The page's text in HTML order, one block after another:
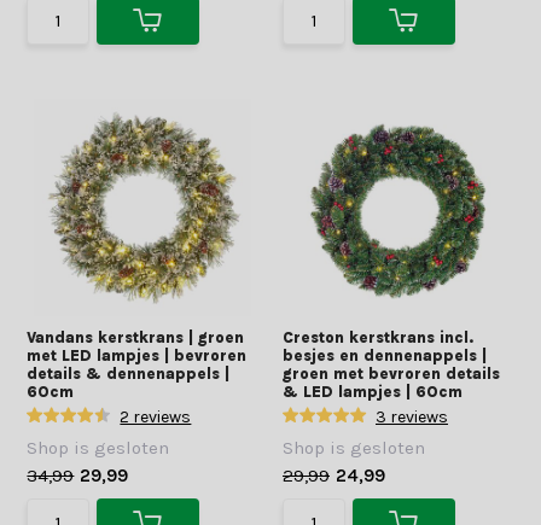
Vandans kerstkrans | groen
met LED lampjes | bevroren
details & dennenappels |
60cm
2 reviews
Shop is gesloten
34,99 29,99
Creston kerstkrans incl.
besjes en dennenappels |
groen met bevroren details
& LED lampjes | 60cm
3 reviews
Shop is gesloten
29,99 24,99